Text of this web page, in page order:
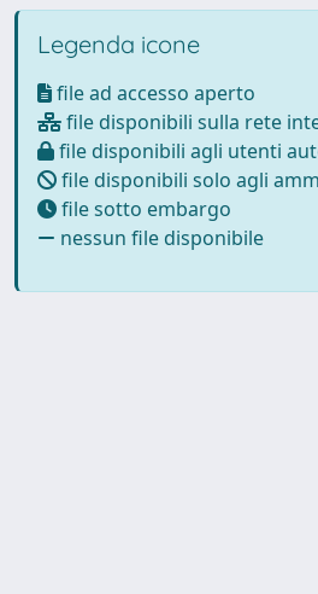
Legenda icone
file ad accesso aperto
file disponibili sulla rete
file disponibili agli utenti
file disponibili solo agli
file sotto embargo
nessun file disponibile